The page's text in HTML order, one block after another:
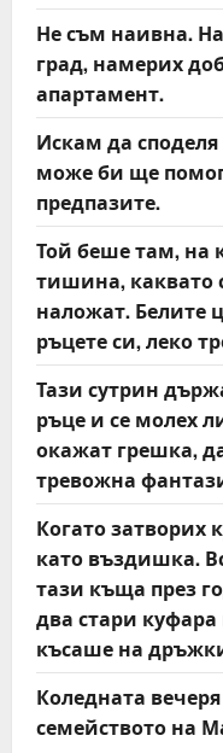
Не съм наивна.
град, намерих
апартамент.
Искам да
може би ще
предпазите.
Той беше там, на
тишина, каквато
наложат. Белите
ръцете си, леко
Тази сутрин
ръце и се молех
окажат грешка,
тревожна
Когато затворих
като въздишка.
тази къща през
два стари куфара
късаше на
Коледната
семейството на